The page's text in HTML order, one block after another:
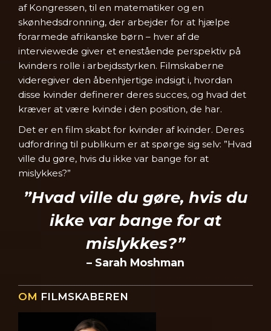
af Kongressen, til en matematiker og en
skønhedsdronning, der arbejder for at hjælpe
forarmede afrikanske børn – hver af de
interviewede giver et enestående perspektiv på
kvinders rolle i arbejdsstyrken. Filmskaberne
videregiver den åbenhjertige indsigt i, hvordan
disse kvinder definerer deres succes, og hvad det
kræver at være kvinde i den position, de har.
Det er en film skabt for kvinder af kvinder. Deres
udfordring til publikum er at spørge sig selv: ”Hvad
ville du gøre, hvis du ikke var bange for at
mislykkes?”
”Hvad ville du gøre, hvis du
ikke var bange for at
mislykkes?”
– Sarah Moshman
OM FILMSKABEREN